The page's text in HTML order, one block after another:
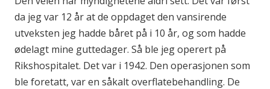
da jeg var 12 år at de oppdaget den vansirende
utveksten jeg hadde båret på i 10 år, og som hadde
ødelagt mine guttedager. Så ble jeg operert på
Rikshospitalet. Det var i 1942. Den operasjonen som
ble foretatt, var en såkalt overflatebehandling. De